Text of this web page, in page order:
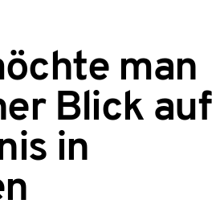
man
Blick auf
in